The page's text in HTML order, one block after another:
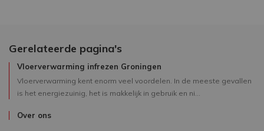
Gerelateerde pagina's
Vloerverwarming infrezen Groningen
Vloerverwarming kent enorm veel voordelen. In de meeste gevallen
is het energiezuinig, het is makkelijk in gebruik en ni...
Over ons